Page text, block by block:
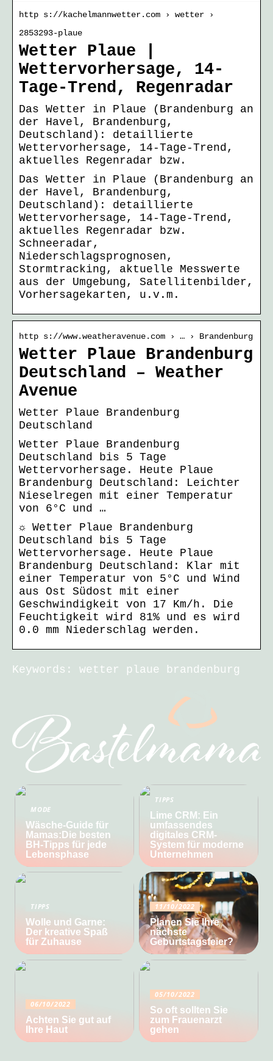
http s://kachelmannwetter.com › wetter ›
2853293-plaue
Wetter Plaue |
Wettervorhersage, 14-
Tage-Trend, Regenradar
Das Wetter in Plaue (Brandenburg an
der Havel, Brandenburg,
Deutschland): detaillierte
Wettervorhersage, 14-Tage-Trend,
aktuelles Regenradar bzw.
Das Wetter in Plaue (Brandenburg an
der Havel, Brandenburg,
Deutschland): detaillierte
Wettervorhersage, 14-Tage-Trend,
aktuelles Regenradar bzw.
Schneeradar,
Niederschlagsprognosen,
Stormtracking, aktuelle Messwerte
aus der Umgebung, Satellitenbilder,
Vorhersagekarten, u.v.m.
http s://www.weatheravenue.com › … › Brandenburg
Wetter Plaue Brandenburg
Deutschland – Weather
Avenue
Wetter Plaue Brandenburg
Deutschland
Wetter Plaue Brandenburg
Deutschland bis 5 Tage
Wettervorhersage. Heute Plaue
Brandenburg Deutschland: Leichter
Nieselregen mit einer Temperatur
von 6°C und …
☼ Wetter Plaue Brandenburg
Deutschland bis 5 Tage
Wettervorhersage. Heute Plaue
Brandenburg Deutschland: Klar mit
einer Temperatur von 5°C und Wind
aus Ost Südost mit einer
Geschwindigkeit von 17 Km/h. Die
Feuchtigkeit wird 81% und es wird
0.0 mm Niederschlag werden.
Keywords: wetter plaue brandenburg
MODE
Wäsche-Guide für
Mamas:Die besten
BH-Tipps für jede
Lebensphase
TIPPS
Lime CRM: Ein
umfassendes
digitales CRM-
System für moderne
Unternehmen
TIPPS
Wolle und Garne:
Der kreative Spaß
für Zuhause
11/10/2022
Planen Sie Ihre
nächste
Geburtstagsfeier?
06/10/2022
Achten Sie gut auf
Ihre Haut
05/10/2022
So oft sollten Sie
zum Frauenarzt
gehen